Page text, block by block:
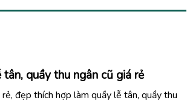
quầy thu ngân cũ giá rẻ
đẹp thích hợp làm quầy lễ tân, quầy thu